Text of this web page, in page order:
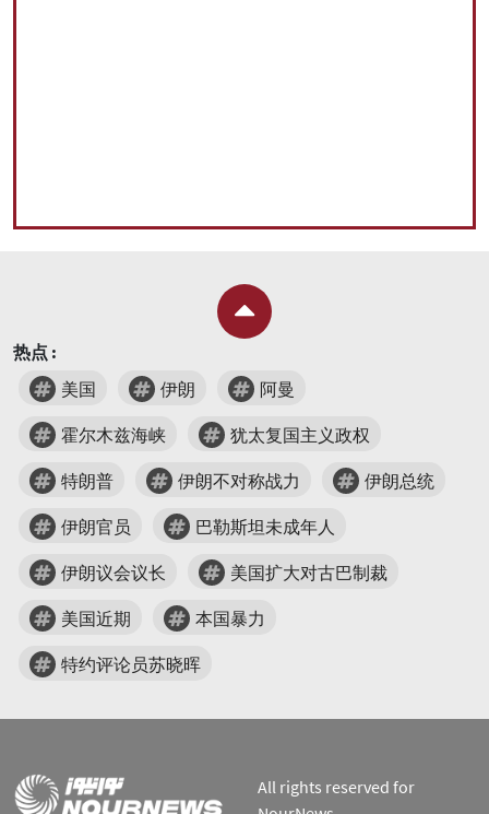
热点 :
美国
伊朗 阿曼
霍尔木兹海峡 犹太复国主义政权
特朗普 伊朗不对称战力 伊朗总统
伊朗官员 巴勒斯坦未成年人
伊朗议会议长 美国扩大对古巴制裁
美国近期 本国暴力
特约评论员苏晓晖
All rights reserved for